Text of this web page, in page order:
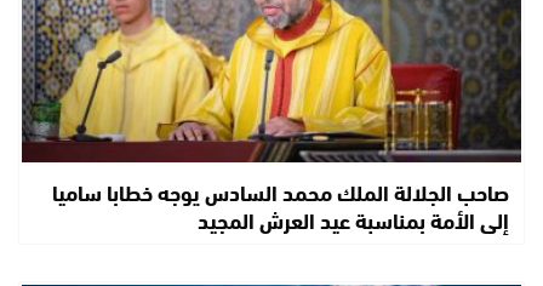
صاحب الجلالة الملك محمد السادس يوجه خطابا ساميا
إلى الأمة بمناسبة عيد العرش المجيد